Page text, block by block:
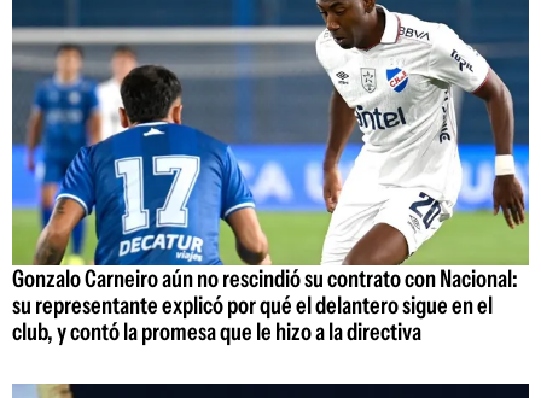
Gonzalo Carneiro aún no rescindió su contrato con Nacional:
su representante explicó por qué el delantero sigue en el
club, y contó la promesa que le hizo a la directiva